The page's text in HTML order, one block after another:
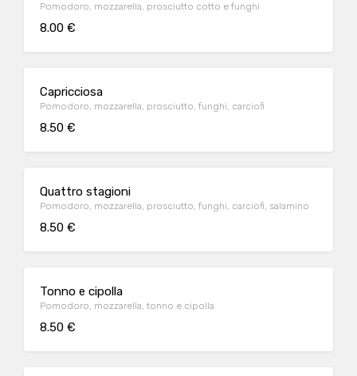
Pomodoro, mozzarella, prosciutto cotto e funghi
8.00 €
Capricciosa
Pomodoro, mozzarella, prosciutto, funghi, carciofi
8.50 €
Quattro stagioni
Pomodoro, mozzarella, prosciutto, funghi, carciofi, salamino
8.50 €
Tonno e cipolla
Pomodoro, mozzarella, tonno e cipolla
8.50 €